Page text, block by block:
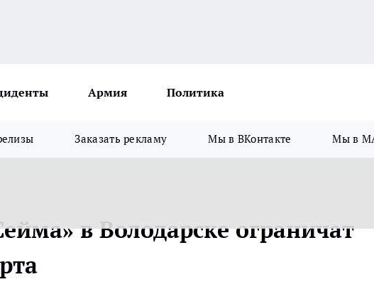
Армия Политика
Заказать рекламу Мы в ВКонтакте Мы в
в Володарске ограничат